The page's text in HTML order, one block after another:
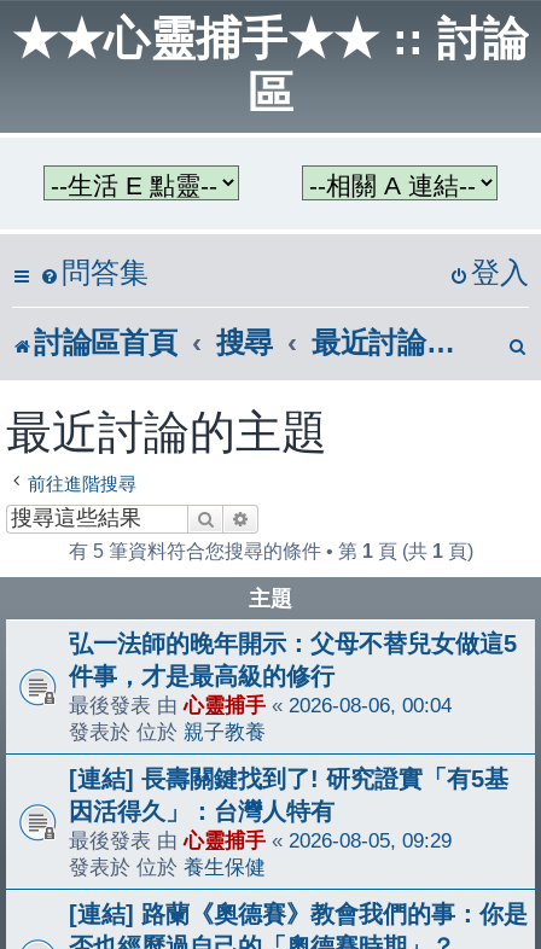
★★心靈捕手★★ :: 討論
區
問答集 登入
討論區首頁 搜尋 最近討論的主題
最近討論的主題
前往進階搜尋
搜尋
有 5 筆資料符合您搜尋的條件 • 第 1頁 (共 1頁)
主題
弘一法師的晚年開示：父母不替兒女做這5
件事，才是最高級的修行
最後發表 由心靈捕手 « 2026-08-06, 00:04
發表於 位於 親子教養
[連結] 長壽關鍵找到了! 研究證實「有5基
因活得久」：台灣人特有
最後發表 由心靈捕手 « 2026-08-05, 09:29
發表於 位於 養生保健
[連結] 路蘭《奧德賽》教會我們的事：你是